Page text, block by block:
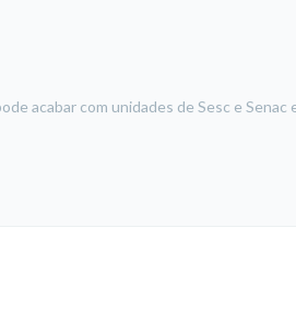
acabar com unidades de Sesc e Senac